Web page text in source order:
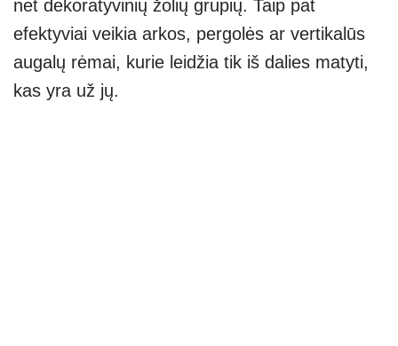
net dekoratyvinių žolių grupių. Taip pat
efektyviai veikia arkos, pergolės ar vertikalūs
augalų rėmai, kurie leidžia tik iš dalies matyti,
kas yra už jų.